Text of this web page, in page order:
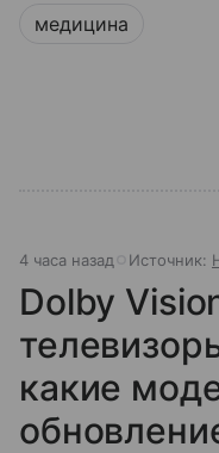
медицина
4 часа назад Источник:
Dolby
какие